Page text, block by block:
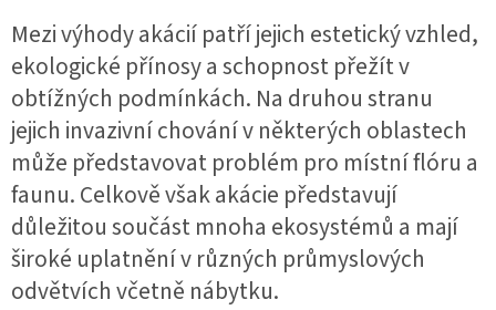
Mezi výhody akácií patří jejich estetický vzhled,
ekologické přínosy a schopnost přežít v
obtížných podmínkách. Na druhou stranu
jejich invazivní chování v některých oblastech
může představovat problém pro místní flóru a
faunu. Celkově však akácie představují
důležitou součást mnoha ekosystémů a mají
široké uplatnění v různých průmyslových
odvětvích včetně nábytku.